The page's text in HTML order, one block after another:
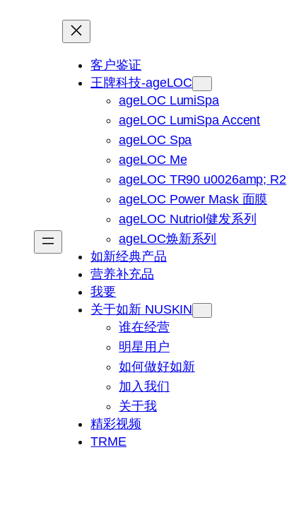
客户鉴证
王牌科技-ageLOC
ageLOC LumiSpa
ageLOC LumiSpa Accent
ageLOC Spa
ageLOC Me
ageLOC TR90 u0026amp; R2
ageLOC Power Mask 面膜
ageLOC Nutriol健发系列
ageLOC焕新系列
如新经典产品
营养补充品
我要
关于如新 NUSKIN
谁在经营
明星用户
如何做好如新
加入我们
关于我
精彩视频
TRME